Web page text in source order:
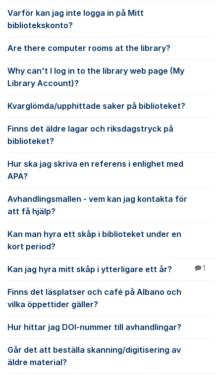
Varför kan jag inte logga in på Mitt
bibliotekskonto?
Are there computer rooms at the library?
Why can't I log in to the library web page (My
Library Account)?
Kvarglömda/upphittade saker på biblioteket?
Finns det äldre lagar och riksdagstryck på
biblioteket?
Hur ska jag skriva en referens i enlighet med
APA?
Avhandlingsmallen - vem kan jag kontakta för
att få hjälp?
Kan man hyra ett skåp i biblioteket under en
kort period?
Kan jag hyra mitt skåp i ytterligare ett år? 1
Finns det läsplatser och café på Albano och
vilka öppettider gäller?
Hur hittar jag DOI-nummer till avhandlingar?
Går det att beställa skanning/digitisering av
äldre material?